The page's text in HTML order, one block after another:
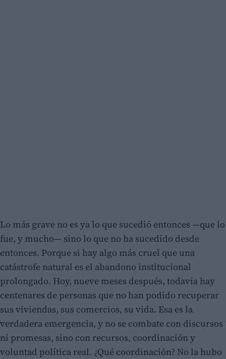
Lo más grave no es ya lo que sucedió entonces —que lo
fue, y mucho— sino lo que no ha sucedido desde
entonces. Porque si hay algo más cruel que una
catástrofe natural es el abandono institucional
prolongado. Hoy, nueve meses después, todavía hay
centenares de personas que no han podido recuperar
sus viviendas, sus comercios, su vida. Esa es la
verdadera emergencia, y no se combate con discursos
ni promesas, sino con recursos, coordinación y
voluntad política real. ¿Qué coordinación? No la hubo